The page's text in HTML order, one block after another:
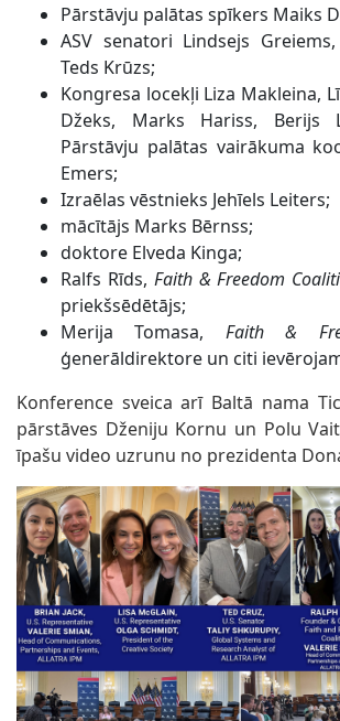
Pārstāvju palātas spīkers Maiks
ASV senatori Lindsejs
Teds Krūzs;
Kongresa locekļi Liza Makleina,
Džeks, Marks Hariss, Berijs
Pārstāvju palātas vairākuma
Emers;
Izraēlas vēstnieks Jehīels Leiters;
mācītājs Marks Bērnss;
doktore Elveda Kinga;
Ralfs Rīds, Faith & Freedom
priekšsēdētājs;
Merija Tomasa, Faith &
ģenerāldirektore un citi
Konference sveica arī Baltā nama
pārstāves Dženiju Kornu un Polu
īpašu video uzrunu no prezidenta